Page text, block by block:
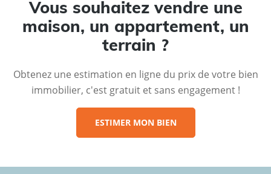
Vous souhaitez vendre une
maison, un appartement, un
terrain ?
Obtenez une estimation en ligne du prix de votre bien
immobilier, c'est gratuit et sans engagement !
ESTIMER MON BIEN